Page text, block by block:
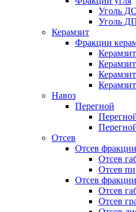
Уголь
Уголь
Керамзит
Фракции
Навоз
Перегной
Отсев
Отсев
Отсев
Отсев
Отсев
Отсев
Отсев